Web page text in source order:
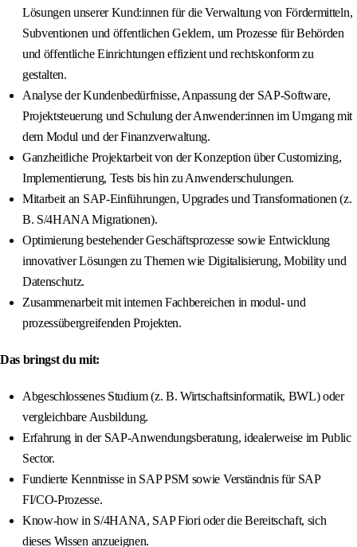
Lösungen unserer Kund:innen für die Verwaltung von Fördermitteln,
Subventionen und öffentlichen Geldern, um Prozesse für Behörden
und öffentliche Einrichtungen effizient und rechtskonform zu
gestalten.
Analyse der Kundenbedürfnisse, Anpassung der SAP-Software,
Projektsteuerung und Schulung der Anwender:innen im Umgang mit
dem Modul und der Finanzverwaltung.
Ganzheitliche Projektarbeit von der Konzeption über Customizing,
Implementierung, Tests bis hin zu Anwenderschulungen.
Mitarbeit an SAP-Einführungen, Upgrades und Transformationen (z.
B. S/4HANA Migrationen).
Optimierung bestehender Geschäftsprozesse sowie Entwicklung
innovativer Lösungen zu Themen wie Digitalisierung, Mobility und
Datenschutz.
Zusammenarbeit mit internen Fachbereichen in modul- und
prozessübergreifenden Projekten.
Das bringst du mit:
Abgeschlossenes Studium (z. B. Wirtschaftsinformatik, BWL) oder
vergleichbare Ausbildung.
Erfahrung in der SAP-Anwendungsberatung, idealerweise im Public
Sector.
Fundierte Kenntnisse in SAP PSM sowie Verständnis für SAP
FI/CO-Prozesse.
Know-how in S/4HANA, SAP Fiori oder die Bereitschaft, sich
dieses Wissen anzueignen.